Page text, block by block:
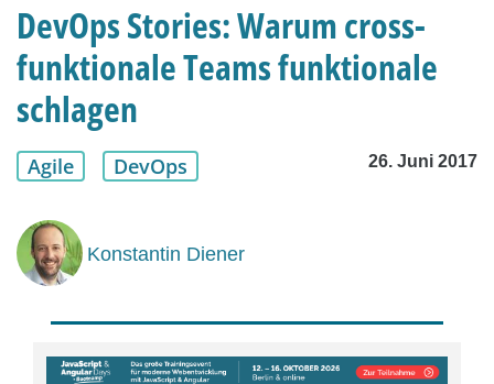
DevOps Stories: Warum cross-
funktionale Teams funktionale
schlagen
Agile DevOps 26. Juni 2017
Konstantin Diener